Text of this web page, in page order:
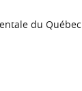
du